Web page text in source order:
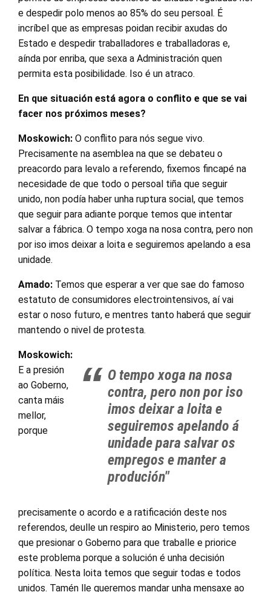
e despedir polo menos ao 85% do seu persoal. É
incríbel que as empresas poidan recibir axudas do
Estado e despedir traballadores e traballadoras e,
aínda por enriba, que sexa a Administración quen
permita esta posibilidade. Iso é un atraco.
En que situación está agora o conflito e que se vai
facer nos próximos meses?
Moskowich: O conflito para nós segue vivo.
Precisamente na asemblea na que se debateu o
preacordo para levalo a referendo, fixemos fincapé na
necesidade de que todo o persoal tiña que seguir
unido, non podía haber unha ruptura social, que temos
que seguir para adiante porque temos que intentar
salvar a fábrica. O tempo xoga na nosa contra, pero non
por iso imos deixar a loita e seguiremos apelando a esa
unidade.
Amado: Temos que esperar a ver que sae do famoso
estatuto de consumidores electrointensivos, aí vai
estar o noso futuro, e mentres tanto haberá que seguir
mantendo o nivel de protesta.
O tempo xoga na nosa
contra, pero non por iso
imos deixar a loita e
seguiremos apelando á
unidade para salvar os
empregos e manter a
produción"
Moskowich:
E a presión
ao Goberno,
canta máis
mellor,
porque
precisamente o acordo e a ratificación deste nos
referendos, deulle un respiro ao Ministerio, pero temos
que presionar o Goberno para que traballe e priorice
este problema porque a solución é unha decisión
política. Nesta loita temos que seguir todas e todos
unidos. Tamén lle queremos mandar unha mensaxe ao